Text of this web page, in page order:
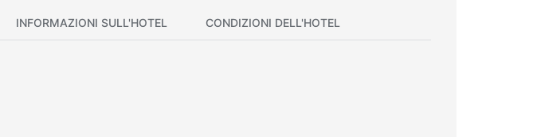
INFORMAZIONI SULL'HOTEL CONDIZIONI DELL'HOTEL